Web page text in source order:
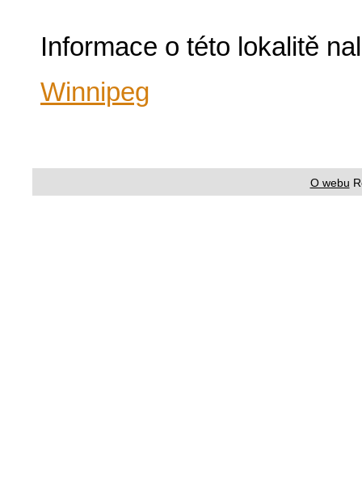
Informace o této lokalitě
Winnipeg
O webu